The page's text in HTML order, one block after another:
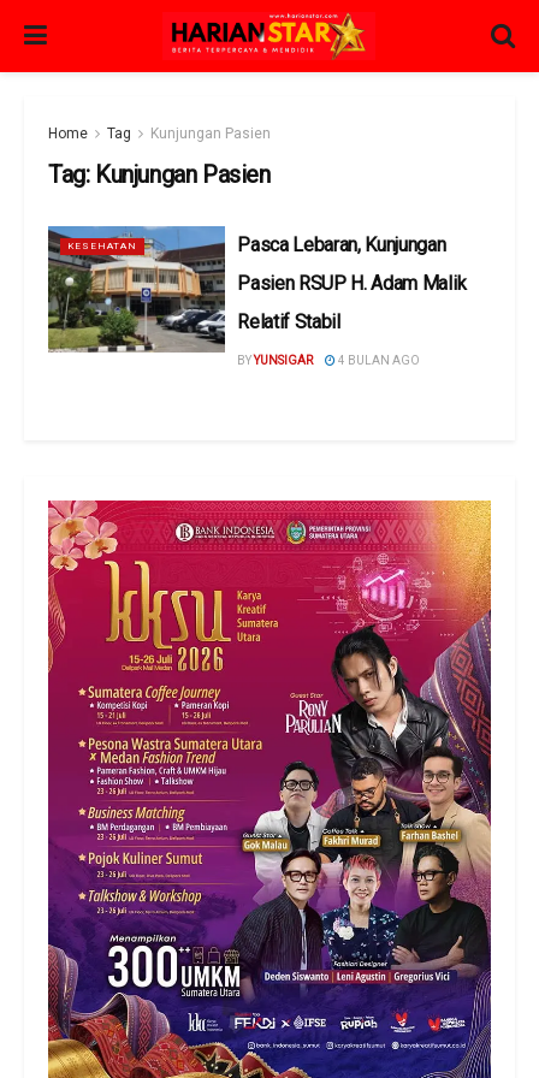
Home Tag Kunjungan Pasien
Tag: Kunjungan Pasien
KESEHATAN
Pasca Lebaran, Kunjungan
Pasien RSUP H. Adam Malik
Relatif Stabil
BYYUNSIGAR 4 BULAN AGO